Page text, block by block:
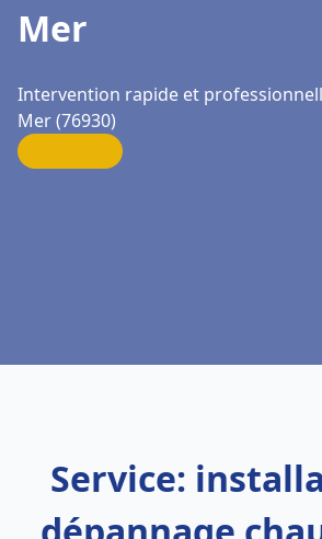
Mer
Intervention rapide et
Mer (76930)
Service: